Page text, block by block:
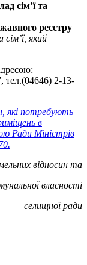
сім’ї та
реєстру
який
тел.(04646) 2-13-
які потребують
в
Ради Міністрів
.
відносин та
власності
селищної ради